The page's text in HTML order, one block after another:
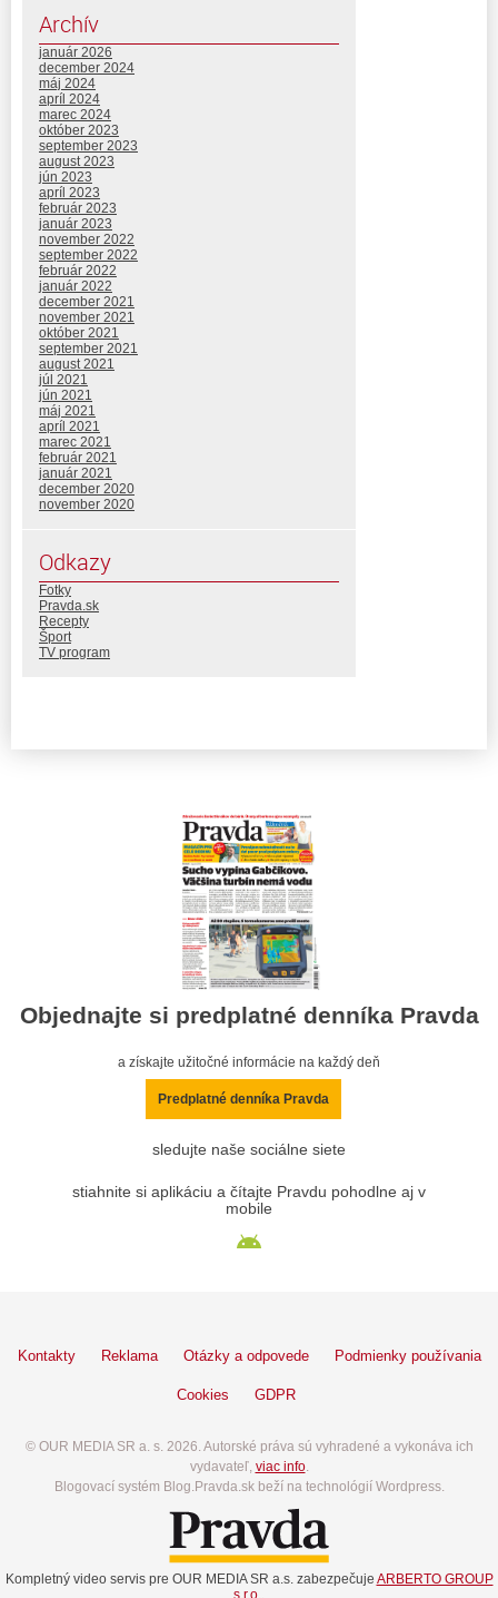
Archív
január 2026
december 2024
máj 2024
apríl 2024
marec 2024
október 2023
september 2023
august 2023
jún 2023
apríl 2023
február 2023
január 2023
november 2022
september 2022
február 2022
január 2022
december 2021
november 2021
október 2021
september 2021
august 2021
júl 2021
jún 2021
máj 2021
apríl 2021
marec 2021
február 2021
január 2021
december 2020
november 2020
Odkazy
Fotky
Pravda.sk
Recepty
Šport
TV program
Objednajte si predplatné denníka Pravda
a získajte užitočné informácie na každý deň
Predplatné denníka Pravda
sledujte naše sociálne siete
stiahnite si aplikáciu a čítajte Pravdu pohodlne aj v
mobile
Kontakty Reklama Otázky a odpovede Podmienky používania
Cookies GDPR
© OUR MEDIA SR a. s. 2026. Autorské práva sú vyhradené a vykonáva ich
vydavateľ, viac info.
Blogovací systém Blog.Pravda.sk beží na technológií Wordpress.
Kompletný video servis pre OUR MEDIA SR a.s. zabezpečuje ARBERTO GROUP
s.r.o.